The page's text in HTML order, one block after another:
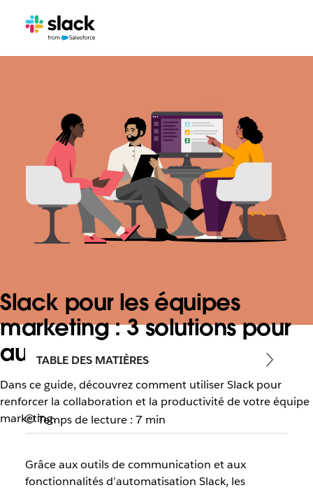
Slack pour les équipes
marketing : 3 solutions pour
augmenter la productivité
Dans ce guide, découvrez comment utiliser Slack pour
renforcer la collaboration et la productivité de votre équipe
marketing.
TABLE DES MATIÈRES
Temps de lecture : 7 min
Grâce aux outils de communication et aux
fonctionnalités d’automatisation Slack, les